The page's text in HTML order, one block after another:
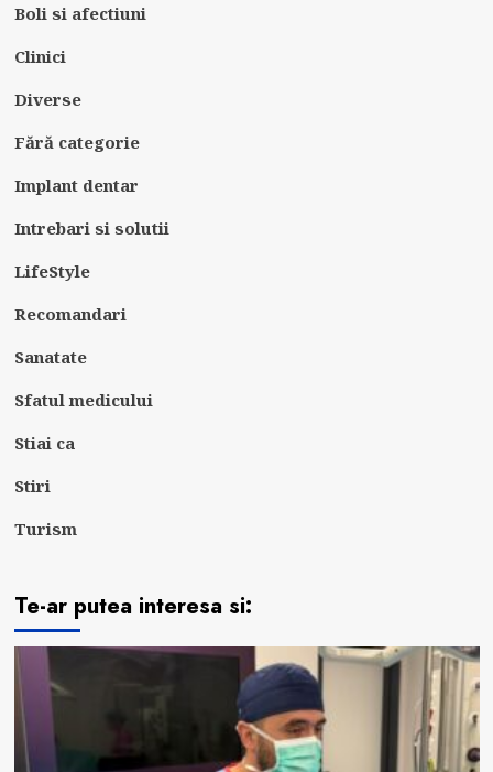
Boli si afectiuni
Clinici
Diverse
Fără categorie
Implant dentar
Intrebari si solutii
LifeStyle
Recomandari
Sanatate
Sfatul medicului
Stiai ca
Stiri
Turism
Te-ar putea interesa si: